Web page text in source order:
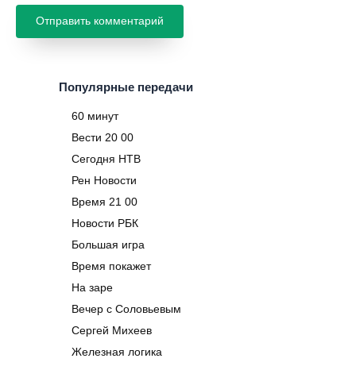
Популярные передачи
60 минут
Вести 20 00
Сегодня НТВ
Рен Новости
Время 21 00
Новости РБК
Большая игра
Время покажет
На заре
Вечер с Соловьевым
Сергей Михеев
Железная логика